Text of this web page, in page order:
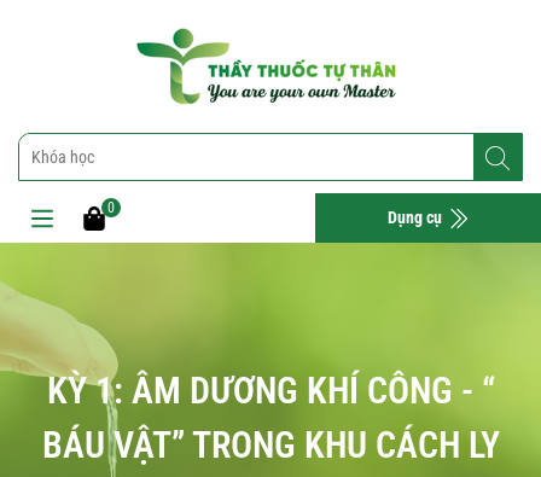
0 Dụng cụ
KỲ 1: ÂM DƯƠNG KHÍ CÔNG - “
BÁU VẬT” TRONG KHU CÁCH LY